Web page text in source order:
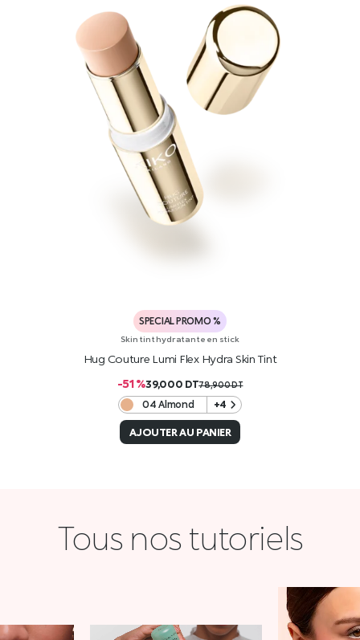
SPECIAL PROMO %
Skin tint hydratante en stick
Hug Couture Lumi Flex Hydra Skin Tint
-51 %39,000 DT78,900DT
04 Almond +4
AJOUTER AU PANIER
Tous nos tutoriels